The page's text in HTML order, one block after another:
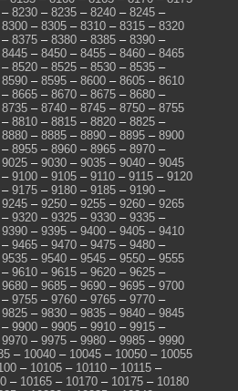
– 8230 – 8235 – 8240 – 8245 –
8300 – 8305 – 8310 – 8315 – 8320
– 8375 – 8380 – 8385 – 8390 –
8445 – 8450 – 8455 – 8460 – 8465
– 8520 – 8525 – 8530 – 8535 –
8590 – 8595 – 8600 – 8605 – 8610
– 8665 – 8670 – 8675 – 8680 –
8735 – 8740 – 8745 – 8750 – 8755
– 8810 – 8815 – 8820 – 8825 –
8880 – 8885 – 8890 – 8895 – 8900
– 8955 – 8960 – 8965 – 8970 –
9025 – 9030 – 9035 – 9040 – 9045
– 9100 – 9105 – 9110 – 9115 – 9120
– 9175 – 9180 – 9185 – 9190 –
9245 – 9250 – 9255 – 9260 – 9265
– 9320 – 9325 – 9330 – 9335 –
9390 – 9395 – 9400 – 9405 – 9410
– 9465 – 9470 – 9475 – 9480 –
9535 – 9540 – 9545 – 9550 – 9555
– 9610 – 9615 – 9620 – 9625 –
9680 – 9685 – 9690 – 9695 – 9700
– 9755 – 9760 – 9765 – 9770 –
9825 – 9830 – 9835 – 9840 – 9845
– 9900 – 9905 – 9910 – 9915 –
9970 – 9975 – 9980 – 9985 – 9990
– 10040 – 10045 – 10050 – 10055
– 10105 – 10110 – 10115 –
– 10165 – 10170 – 10175 – 10180